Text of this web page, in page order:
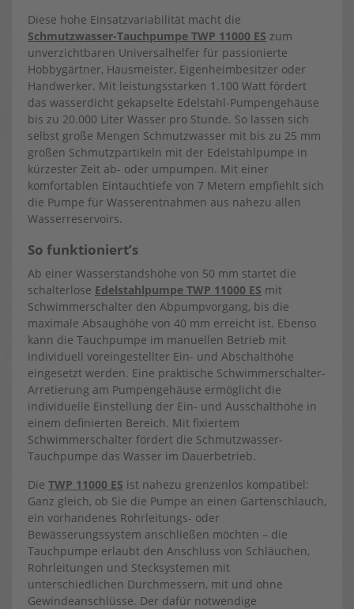
Diese hohe Einsatzvariabilität macht die
Schmutzwasser-Tauchpumpe TWP 11000 ES zum
unverzichtbaren Universalhelfer für passionierte
Hobbygärtner, Hausmeister, Eigenheimbesitzer oder
Handwerker. Mit leistungsstarken 1.100 Watt fördert
das wasserdicht gekapselte Edelstahl-Pumpengehäuse
bis zu 20.000 Liter Wasser pro Stunde. So lassen sich
selbst große Mengen Schmutzwasser mit bis zu 25 mm
großen Schmutzpartikeln mit der Edelstahlpumpe in
kürzester Zeit ab- oder umpumpen. Mit einer
komfortablen Eintauchtiefe von 7 Metern empfiehlt sich
die Pumpe für Wasserentnahmen aus nahezu allen
Wasserreservoirs.
So funktioniert’s
Ab einer Wasserstandshöhe von 50 mm startet die
schalterlose Edelstahlpumpe TWP 11000 ES mit
Schwimmerschalter den Abpumpvorgang, bis die
maximale Absaughöhe von 40 mm erreicht ist. Ebenso
kann die Tauchpumpe im manuellen Betrieb mit
individuell voreingestellter Ein- und Abschalthöhe
eingesetzt werden. Eine praktische Schwimmerschalter-
Arretierung am Pumpengehäuse ermöglicht die
individuelle Einstellung der Ein- und Ausschalthöhe in
einem definierten Bereich. Mit fixiertem
Schwimmerschalter fördert die Schmutzwasser-
Tauchpumpe das Wasser im Dauerbetrieb.
Die TWP 11000 ES ist nahezu grenzenlos kompatibel:
Ganz gleich, ob Sie die Pumpe an einen Gartenschlauch,
ein vorhandenes Rohrleitungs- oder
Bewässerungssystem anschließen möchten – die
Tauchpumpe erlaubt den Anschluss von Schläuchen,
Rohrleitungen und Stecksystemen mit
unterschiedlichen Durchmessern, mit und ohne
Gewindeanschlüsse. Der dafür notwendige